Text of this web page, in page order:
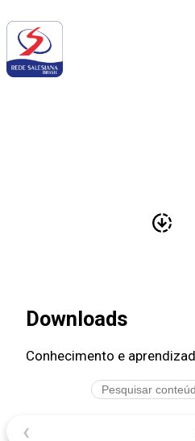
Downloads
Conhecimento e
‹